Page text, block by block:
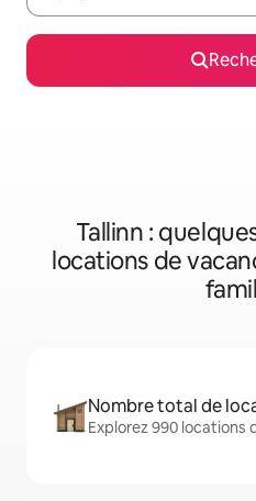
Tallinn :
locations de
Nombre total de
Explorez 990 locations